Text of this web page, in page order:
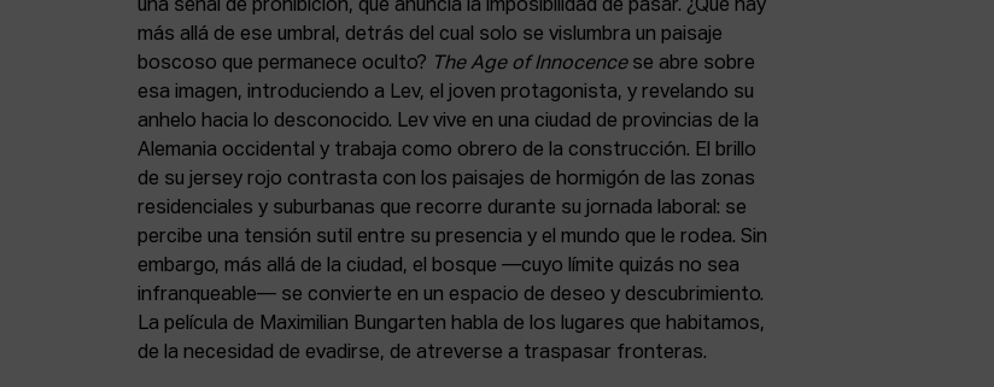
una señal de prohibición, que anuncia la imposibilidad de pasar. ¿Qué hay
más allá de ese umbral, detrás del cual solo se vislumbra un paisaje
boscoso que permanece oculto? The Age of Innocencese abre sobre
esa imagen, introduciendo a Lev, el joven protagonista, y revelando su
anhelo hacia lo desconocido. Lev vive en una ciudad de provincias de la
Alemania occidental y trabaja como obrero de la construcción. El brillo
de su jersey rojo contrasta con los paisajes de hormigón de las zonas
residenciales y suburbanas que recorre durante su jornada laboral: se
percibe una tensión sutil entre su presencia y el mundo que le rodea. Sin
embargo, más allá de la ciudad, el bosque —cuyo límite quizás no sea
infranqueable— se convierte en un espacio de deseo y descubrimiento.
La película de Maximilian Bungarten habla de los lugares que habitamos,
de la necesidad de evadirse, de atreverse a traspasar fronteras.